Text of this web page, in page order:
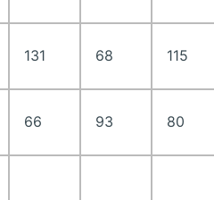
131 68 115
66 93 80